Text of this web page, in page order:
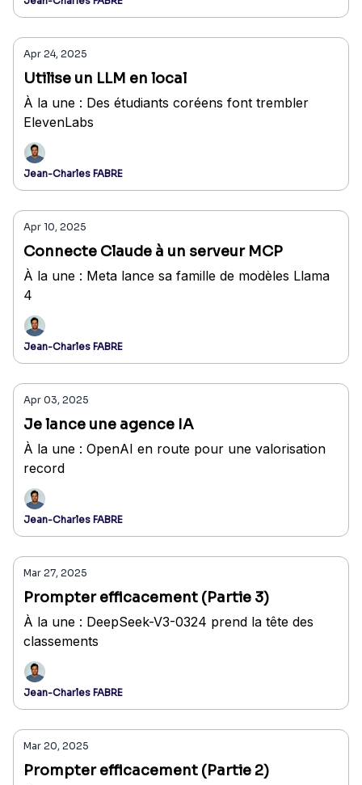
Apr 24, 2025
Utilise un LLM en local
À la une : Des étudiants coréens font trembler
ElevenLabs
Jean-Charles FABRE
Apr 10, 2025
Connecte Claude à un serveur MCP
À la une : Meta lance sa famille de modèles Llama
4
Jean-Charles FABRE
Apr 03, 2025
Je lance une agence IA
À la une : OpenAI en route pour une valorisation
record
Jean-Charles FABRE
Mar 27, 2025
Prompter efficacement (Partie 3)
À la une : DeepSeek-V3-0324 prend la tête des
classements
Jean-Charles FABRE
Mar 20, 2025
Prompter efficacement (Partie 2)